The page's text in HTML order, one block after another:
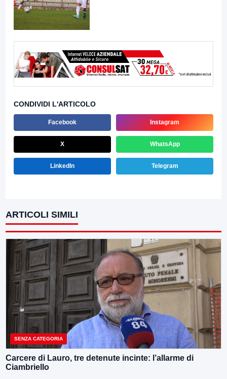
CONDIVIDI L'ARTICOLO
Facebook Instagram
X WhatsApp
LinkedIn Telegram
ARTICOLI SIMILI
SENZA CATEGORIA
Carcere di Lauro, tre detenute incinte: l’allarme di
Ciambriello